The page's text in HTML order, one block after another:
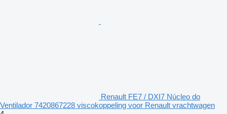
Renault FE7 / DXI7 Núcleo do
Ventilador 7420867228 viscokoppeling voor Renault vrachtwagen